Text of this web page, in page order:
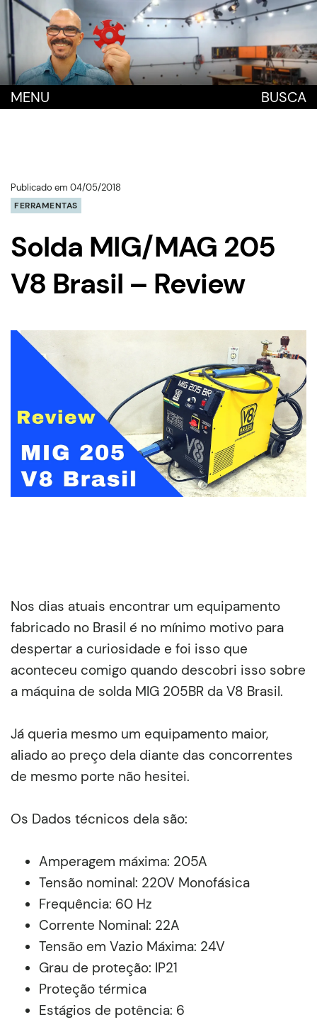
MENU BUSCA
Publicado em 04/05/2018
FERRAMENTAS
Solda MIG/MAG 205
V8 Brasil – Review
Nos dias atuais encontrar um equipamento
fabricado no Brasil é no mínimo motivo para
despertar a curiosidade e foi isso que
aconteceu comigo quando descobri isso sobre
a máquina de solda MIG 205BR da V8 Brasil.
Já queria mesmo um equipamento maior,
aliado ao preço dela diante das concorrentes
de mesmo porte não hesitei.
Os Dados técnicos dela são:
Amperagem máxima: 205A
Tensão nominal: 220V Monofásica
Frequência: 60 Hz
Corrente Nominal: 22A
Tensão em Vazio Máxima: 24V
Grau de proteção: IP21
Proteção térmica
Estágios de potência: 6